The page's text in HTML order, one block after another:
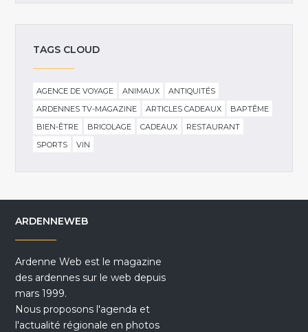
TAGS CLOUD
AGENCE DE VOYAGE ANIMAUX
ANTIQUITÉS
ARDENNES TV-MAGAZINE
ARTICLES CADEAUX
BAPTÊME
BIEN-ÊTRE
BRICOLAGE CADEAUX
RESTAURANT
SPORTS
VIN
ARDENNEWEB
Ardenne Web est le magazine
des ardennes sur le web depuis
mars 1999.
Nous proposons l'agenda et
l'actualité régionale en photos